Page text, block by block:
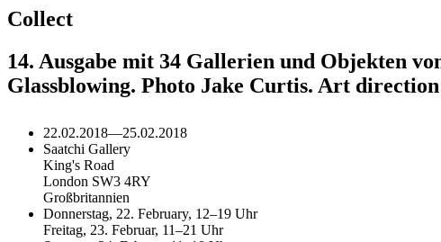
Collect
14. Ausgabe mit 34 Gallerien und Objekten
Glassblowing. Photo Jake Curtis. Art
22.02.2018—25.02.2018
Saatchi Gallery
King's Road
London SW3 4RY
Großbritannien
Donnerstag, 22. February, 12–19 Uhr
Freitag, 23. Februar, 11–21 Uhr